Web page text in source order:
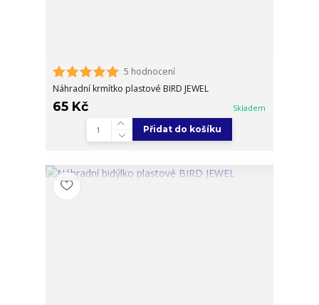
5 hodnocení
Náhradní krmítko plastové BIRD JEWEL
65 Kč Skladem
Přidat do košíku